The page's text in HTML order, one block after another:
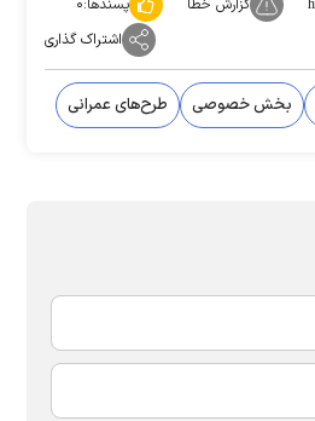
گزارش خطا پسندها:۰
اشتراک گذاری
بخش خصوصی طرح‌های عمرانی